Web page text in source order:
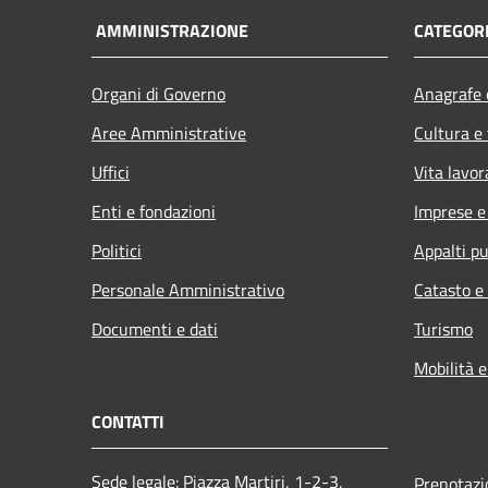
AMMINISTRAZIONE
Organi di Governo
Aree Amministrative
Uffici
Enti e fondazioni
Politici
Personale Amministrativo
Documenti e dati
Cultura
Vita
Imprese
Appalti
Catasto
Turismo
Mobilità
CONTATTI
Sede legale: Piazza Martiri, 1-2-3,